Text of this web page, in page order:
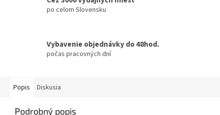
po celom Slovensku
Vybavenie objednávky do 48hod.
počas pracovných dní
Popis Diskusia
Podrobný popis